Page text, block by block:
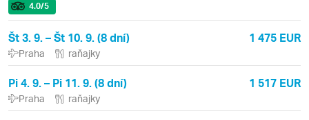
4.0/5
Št 3. 9. – Št 10. 9. (8 dní) 1 475 EUR
Praha raňajky
Pi 4. 9. – Pi 11. 9. (8 dní) 1 517 EUR
Praha raňajky